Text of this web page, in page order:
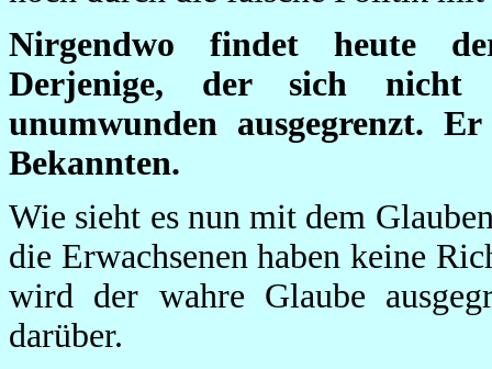
Nirgendwo findet heute
Derjenige, der sich nicht
unumwunden ausgegrenzt.
Bekannten.
Wie sieht es nun mit dem
die Erwachsenen haben keine
wird der wahre Glaube
darüber.